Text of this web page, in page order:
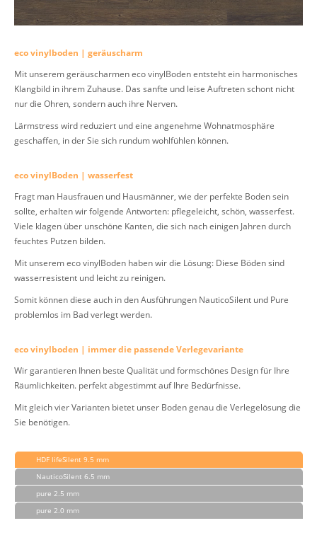
eco vinylboden | geräuscharm
Mit unserem geräuscharmen eco vinylBoden entsteht ein harmonisches
Klangbild in ihrem Zuhause. Das sanfte und leise Auftreten schont nicht
nur die Ohren, sondern auch ihre Nerven.
Lärmstress wird reduziert und eine angenehme Wohnatmosphäre
geschaffen, in der Sie sich rundum wohlfühlen können.
eco vinylBoden | wasserfest
Fragt man Hausfrauen und Hausmänner, wie der perfekte Boden sein
sollte, erhalten wir folgende Antworten: pflegeleicht, schön, wasserfest.
Viele klagen über unschöne Kanten, die sich nach einigen Jahren durch
feuchtes Putzen bilden.
Mit unserem eco vinylBoden haben wir die Lösung: Diese Böden sind
wasserresistent und leicht zu reinigen.
Somit können diese auch in den Ausführungen NauticoSilent und Pure
problemlos im Bad verlegt werden.
eco vinylboden | immer die passende Verlegevariante
Wir garantieren Ihnen beste Qualität und formschönes Design für Ihre
Räumlichkeiten. perfekt abgestimmt auf Ihre Bedürfnisse.
Mit gleich vier Varianten bietet unser Boden genau die Verlegelösung die
Sie benötigen.
HDF lifeSilent 9.5 mm
NauticoSilent 6.5 mm
pure 2.5 mm
pure 2.0 mm